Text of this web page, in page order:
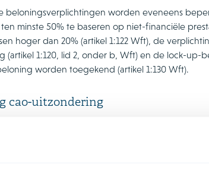
beloningsverplichtingen worden eveneens
minste 50% te baseren op niet-financiële
hoger dan 20% (artikel 1:122 Wft), de
(artikel 1:120, lid 2, onder b, Wft) en de lock-
worden toegekend (artikel 1:130 Wft).
cao-uitzondering
de cao-uitzondering zal voortaan uitsluitend
plaats van op alle niet-cao-medewerkers. Een
een kleinere populatie van IDS. In de